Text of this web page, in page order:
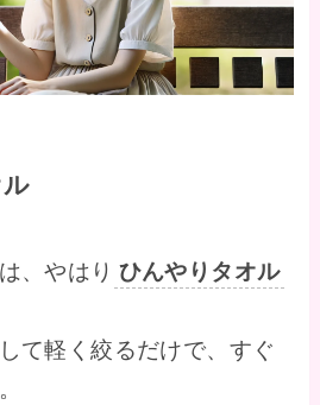
、やはり ひんやりタオル
て軽く絞るだけで、すぐ